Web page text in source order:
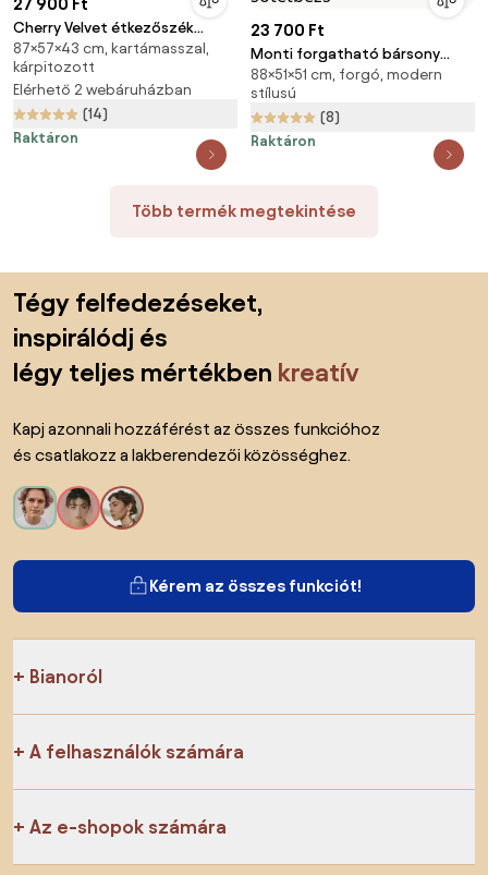
27 900 Ft
Cherry Velvet étkezőszék
szürke
87×57×43 cm, kartámasszal,
kárpitozott
Elérhető 2 webáruházban
(14)
Raktáron
23 700 Ft
Monti forgatható bársony
étkezőszék sötétbézs
88×51×51 cm, forgó, modern
stílusú
(8)
Raktáron
Több termék megtekintése
Tégy felfedezéseket,
inspirálódj és
légy teljes mértékben kreatív
Kapj azonnali hozzáférést az összes funkcióhoz
és csatlakozz a lakberendezői közösséghez.
Kérem az összes funkciót!
Bianoról
A felhasználók számára
Az e-shopok számára